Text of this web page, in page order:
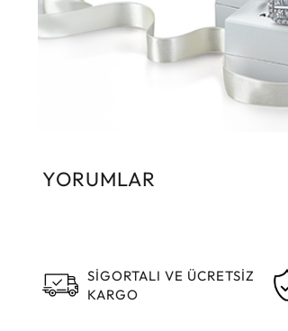
YORUMLAR
SİGORTALI VE ÜCRETSİZ
KARGO